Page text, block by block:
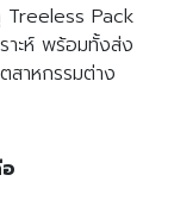
Treeless Pack
าะห์ พร้อมทั้งส่ง
สาหกรรมต่าง